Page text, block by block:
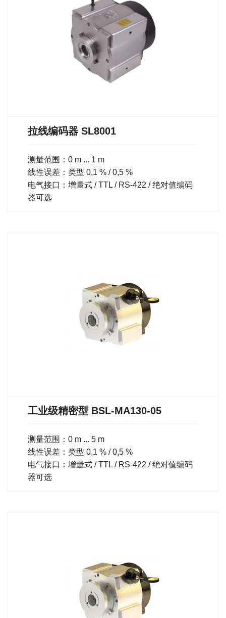
拉线编码器 SL8001
测量范围：0 m ... 1 m
线性误差：类型 0,1 % / 0,5 %
电气接口：增量式 / TTL / RS-422 / 绝对值编码
器可选
工业级精密型 BSL-MA130-05
测量范围：0 m ... 5 m
线性误差：类型 0,1 % / 0,5 %
电气接口：增量式 / TTL / RS-422 / 绝对值编码
器可选